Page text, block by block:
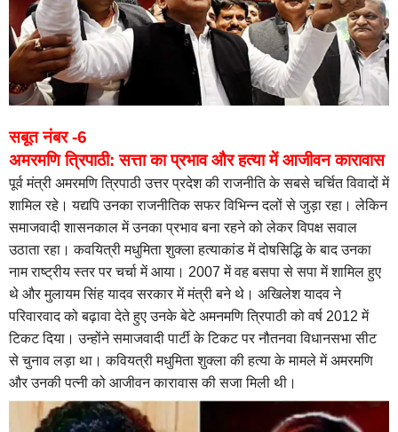
सबूत नंबर -6
अमरमणि त्रिपाठी: सत्ता का प्रभाव और हत्या में आजीवन कारावास
पूर्व मंत्री अमरमणि त्रिपाठी उत्तर प्रदेश की राजनीति के सबसे चर्चित विवादों में
शामिल रहे। यद्यपि उनका राजनीतिक सफर विभिन्न दलों से जुड़ा रहा। लेकिन
समाजवादी शासनकाल में उनका प्रभाव बना रहने को लेकर विपक्ष सवाल
उठाता रहा। कवयित्री मधुमिता शुक्ला हत्याकांड में दोषसिद्धि के बाद उनका
नाम राष्ट्रीय स्तर पर चर्चा में आया। 2007 में वह बसपा से सपा में शामिल हुए
थे और मुलायम सिंह यादव सरकार में मंत्री बने थे। अखिलेश यादव ने
परिवारवाद को बढ़ावा देते हुए उनके बेटे अमनमणि त्रिपाठी को वर्ष 2012 में
टिकट दिया। उन्होंने समाजवादी पार्टी के टिकट पर नौतनवा विधानसभा सीट
से चुनाव लड़ा था। कवियत्री मधुमिता शुक्ला की हत्या के मामले में अमरमणि
और उनकी पत्नी को आजीवन कारावास की सजा मिली थी।